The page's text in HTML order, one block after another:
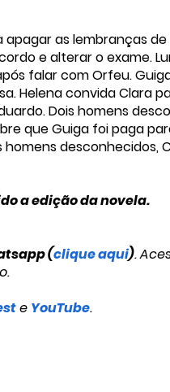
as lembranças de
e alterar o exame.
falar com Orfeu.
Helena convida Clara
Dois homens
que Guiga foi paga
desconhecidos,
a edição da novela.
(clique aqui).
e YouTube.